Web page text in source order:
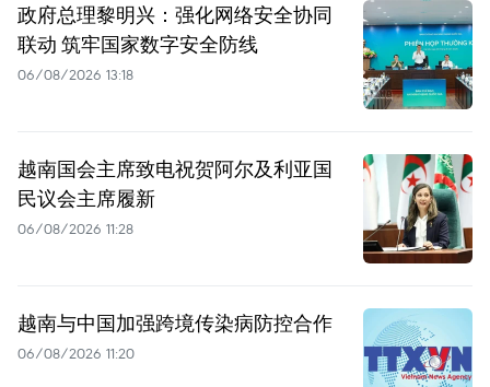
政府总理黎明兴：强化网络安全协同
联动 筑牢国家数字安全防线
06/08/2026 13:18
越南国会主席致电祝贺阿尔及利亚国
民议会主席履新
06/08/2026 11:28
越南与中国加强跨境传染病防控合作
06/08/2026 11:20